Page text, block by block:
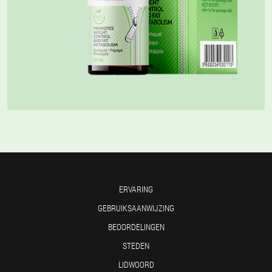
ERVARING
GEBRUIKSAANWIJZING
BEOORDELINGEN
STEDEN
LIDWOORD